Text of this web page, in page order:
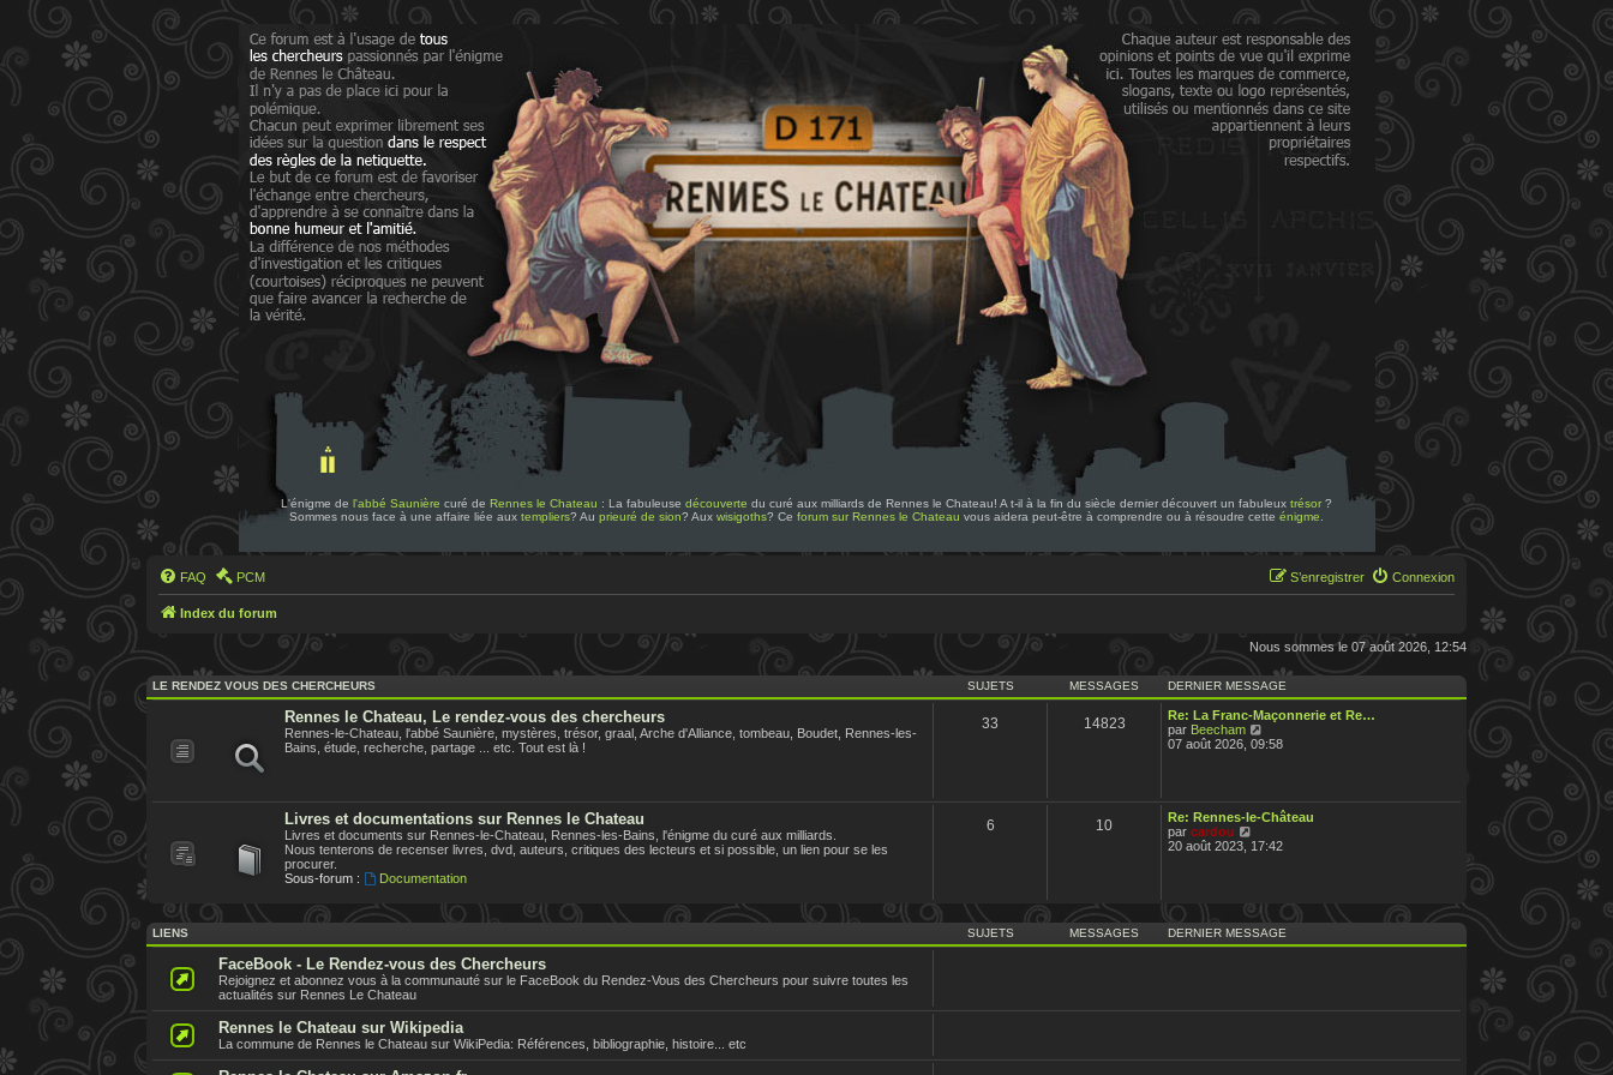
L'énigme de l'abbé Saunière curé de Rennes le Chateau : La fabuleuse découverte du curé aux milliards de Rennes le Chateau! A t-il à la fin du siècle dernier découvert un fabuleux trésor ?
Sommes nous face à une affaire liée aux templiers? Au prieuré de sion? Aux wisigoths? Ce forum sur Rennes le Chateau vous aidera peut-être à comprendre ou à résoudre cette énigme
FAQ PCM Connexion
S’enregistrer
Index du forum
Nous sommes le 07 août 2026, 12:54
LE RENDEZ VOUS DES CHERCHEURS SUJETS MESSAGES DERNIER MESSAGE
Rennes le Chateau, Le rendez-vous des chercheurs
Rennes-le-Chateau, l'abbé Saunière, mystères, trésor, graal, Arche d'Alliance, tombeau, Boudet, Rennes-les-
Bains, étude, recherche, partage ... etc. Tout est là !
33 14823
Re: La Franc-Maçonnerie et Re…
par Beecham
o
d
r
m
e
s
07 août 2026, 09:58
Livres et documentations sur Rennes le Chateau
Livres et documents sur Rennes-le-Chateau, Rennes-les-Bains, l'énigme du curé aux milliards.
Nous tenterons de recenser livres, dvd, auteurs, critiques des lecteurs et si possible, un lien pour se les
procurer.
Sous-forum :
Documentation
6 10
Re: Rennes-le-Château
par cardou
o
d
e
r
20 août 2023, 17:42
LIENS SUJETS MESSAGES DERNIER MESSAGE
FaceBook - Le Rendez-vous des Chercheurs
Rejoignez et abonnez vous à la communauté sur le FaceBook du Rendez-Vous des Chercheurs pour suivre toutes les
actualités sur Rennes Le Chateau
Rennes le Chateau sur Wikipedia
La commune de Rennes le Chateau sur WikiPedia: Références, bibliographie, histoire... etc